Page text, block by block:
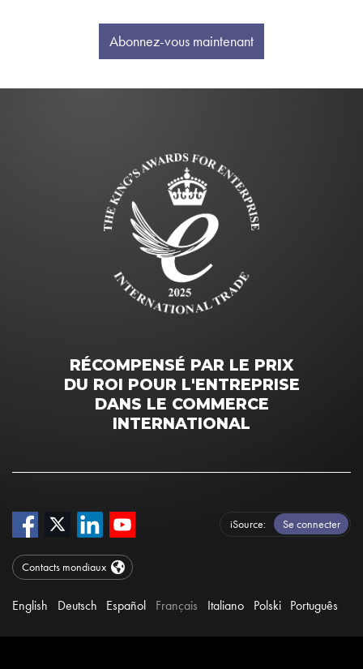
Abonnez-vous maintenant
RÉCOMPENSÉ PAR LE PRIX
DU ROI POUR L'ENTREPRISE
DANS LE COMMERCE
INTERNATIONAL
iSource Se connecter
Contacts mondiaux
English Deutsch Español Français Italiano Polski Português